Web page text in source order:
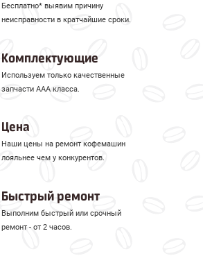
Бесплатно* выявим причину
неисправности в кратчайшие сроки.
Комплектующие
Используем только качественные
запчасти ААА класса.
Цена
Наши цены на ремонт кофемашин
лояльнее чем у конкурентов.
Быстрый ремонт
Выполним быстрый или срочный
ремонт - от 2 часов.